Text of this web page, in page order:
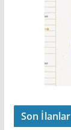
Son İlanlar